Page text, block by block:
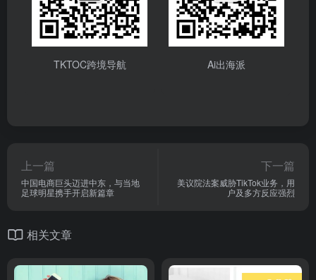
TKTOC跨境导航 Ai出海派
上一篇
中国电商巨头迈进中东，与当地
足球明星携手开启新篇章
下一篇
美议院法案威胁TikTok业务，用
户及多方反应强烈
相关文章